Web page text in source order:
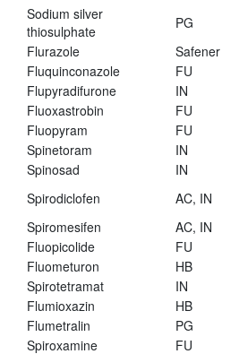
Sodium silver
thiosulphate
PG
Flurazole
Safener
Fluquinconazole
FU
Flupyradifurone
IN
Fluoxastrobin
FU
Fluopyram
FU
Spinetoram
IN
Spinosad
IN
Spirodiclofen
AC, IN
Spiromesifen
AC, IN
Fluopicolide
FU
Fluometuron
HB
Spirotetramat
IN
Flumioxazin
HB
Flumetralin
PG
Spiroxamine
FU